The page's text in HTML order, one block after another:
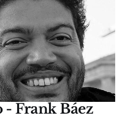
Frank Báez